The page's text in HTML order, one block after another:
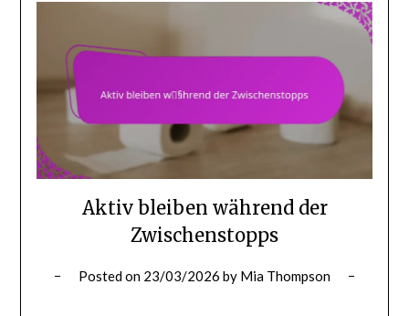
Aktiv bleiben während der
Zwischenstopps
Posted on 23/03/2026 by Mia Thompson